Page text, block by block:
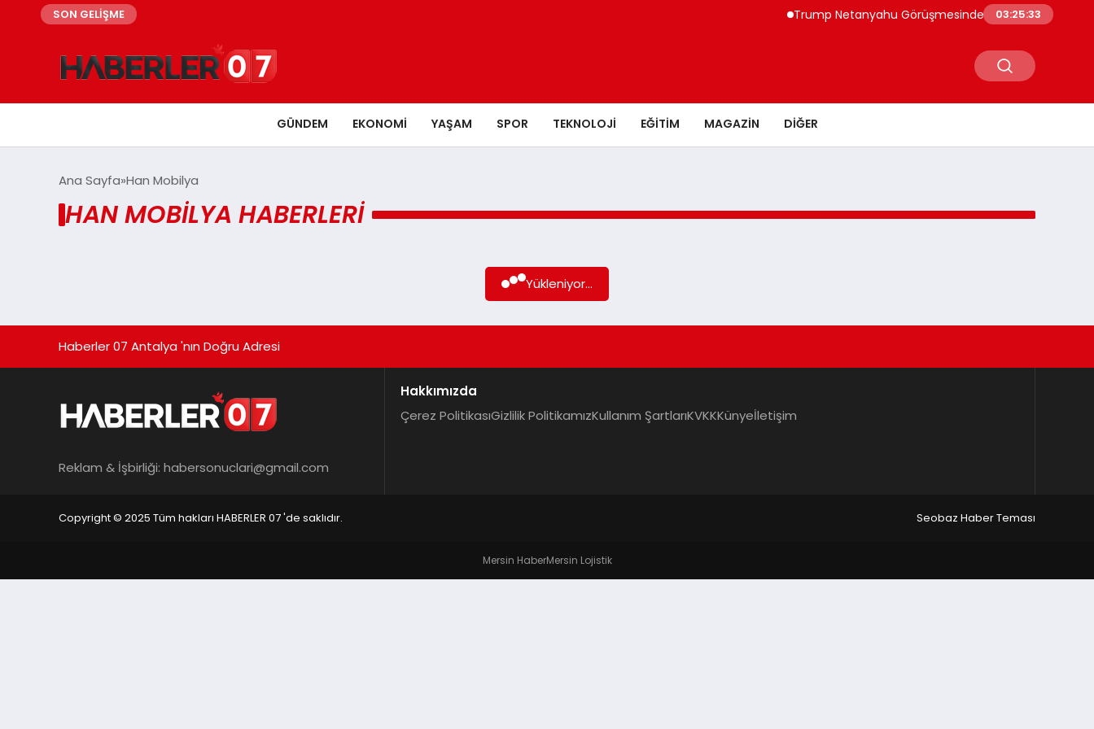
SON GELİŞME Trump Netanyahu Görüşmesinde İran Endişelerini Dile
03:25:33
GÜNDEM EKONOMI YAŞAM SPOR TEKNOLOJI EĞITIM MAGAZIN DIĞER
Ana Sayfa Han Mobilya
HAN MOBILYA HABERLERI
Yükleniyor...
Haberler 07 Antalya 'nın Doğru Adresi
Reklam & İşbirliği: habersonuclari@gmail.com
Hakkımızda
Çerez PolitikasıGizlilik PolitikamızKullanım ŞartlarıKVKKKünyeİletişim
Copyright © 2025 Tüm hakları HABERLER 07 'de saklıdır. Seobaz Haber Teması
Mersin HaberMersin Lojistik